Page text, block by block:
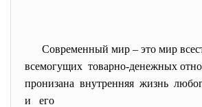
Современный мир – это мир
всемогущих товарно-денежных
пронизана внутренняя жизнь
и его